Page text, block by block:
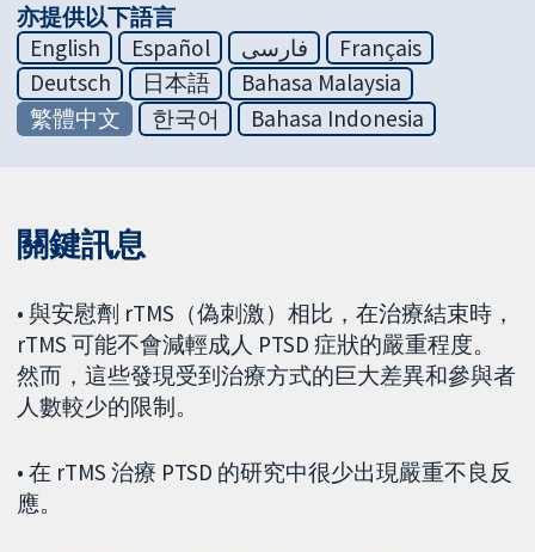
亦提供以下語言
English
Español فارسی
Français
Deutsch
日本語
Bahasa Malaysia
繁體中文
한국어 Bahasa Indonesia
關鍵訊息
• 與安慰劑 rTMS（偽刺激）相比，在治療結束時，
rTMS 可能不會減輕成人 PTSD 症狀的嚴重程度。
然而，這些發現受到治療方式的巨大差異和參與者
人數較少的限制。
• 在 rTMS 治療 PTSD 的研究中很少出現嚴重不良反
應。